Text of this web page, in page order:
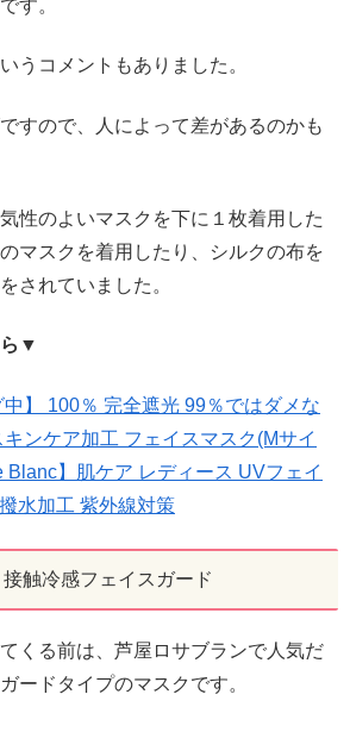
す。
うコメントもありました。
すので、人によって差があるのかも
性のよいマスクを下に１枚着用した
マスクを着用したり、シルクの布を
されていました。
▼
中】 100％ 完全遮光 99％ではダメな
ンケア加工 フェイスマスク(Mサイ
Blanc】肌ケア レディース UVフェイ
水加工 紫外線対策
接触冷感フェイスガード
くる前は、芦屋ロサブランで人気だ
ードタイプのマスクです。